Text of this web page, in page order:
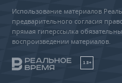
Использование материалов
предварительного согласия
прямая гиперссылка
воспроизведении материалов.
18+